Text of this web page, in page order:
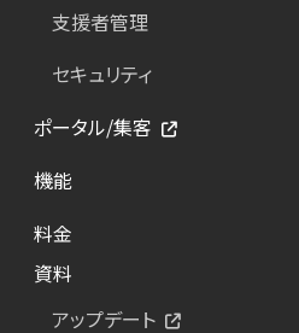
支援者管理
セキュリティ
ポータル/集客
機能
料金
資料
アップデート